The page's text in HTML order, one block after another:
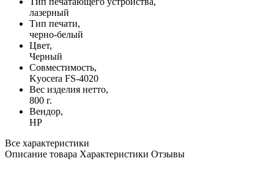
лазерный
Тип печати,
черно-белый
Цвет,
Черный
Совместимость,
Kyocera FS-4020
Вес изделия нетто,
800 г.
Вендор,
HP
Все характеристики
Описание товара Характеристики Отзывы